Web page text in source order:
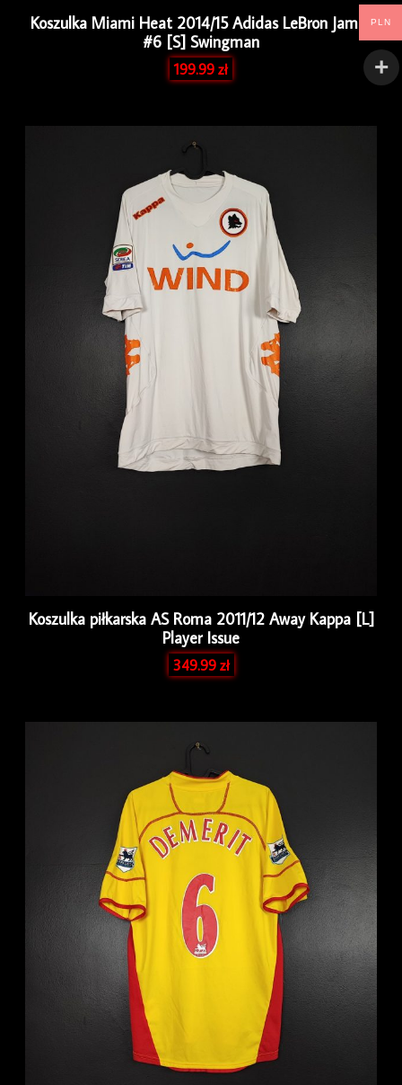
Koszulka Miami Heat 2014/15 Adidas LeBron James
#6 [S] Swingman
199.99zł
Koszulka piłkarska AS Roma 2011/12 Away Kappa [L]
Player Issue
349.99zł
PLN